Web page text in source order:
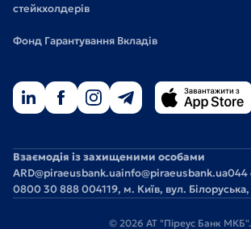
стейкхолдерів
Фонд Гарантування Вкладів
Взаємодія із захищеними особами
ARD@piraeusbank.uainfo@piraeusbank.ua044
0800 30 888 004119, м. Київ, вул. Білоруська,
© 2026 АТ "Піреус Банк МКБ".